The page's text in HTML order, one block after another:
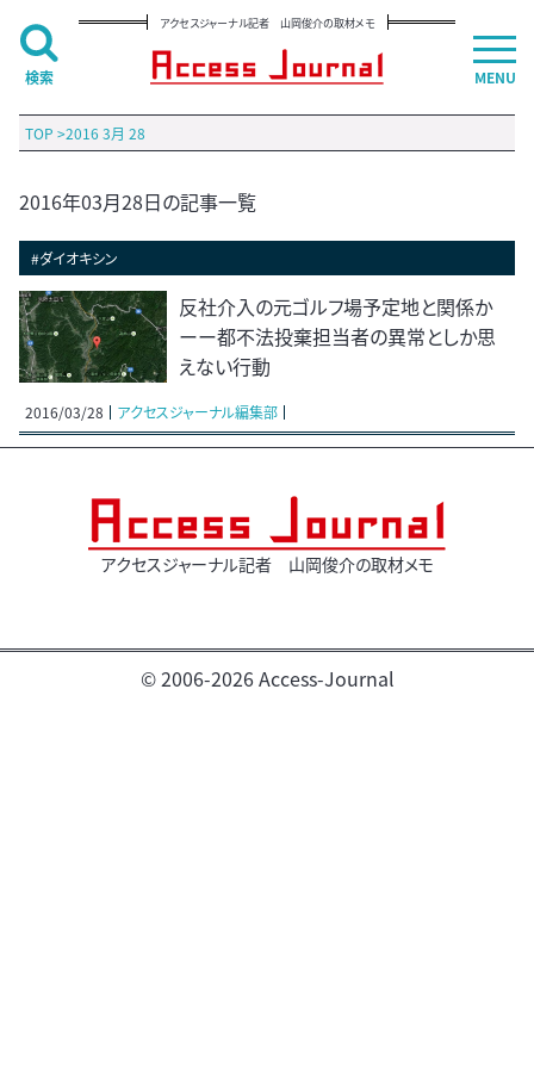
アクセスジャーナル記者 山岡俊介の取材メモ
TOP >2016 3月 28
2016年03月28日の記事一覧
#ダイオキシン
反社介入の元ゴルフ場予定地と関係か
ーー都不法投棄担当者の異常としか思
えない行動
2016/03/28 アクセスジャーナル編集部
アクセスジャーナル記者 山岡俊介の取材メモ
© 2006-2026 Access-Journal
MENU
検索